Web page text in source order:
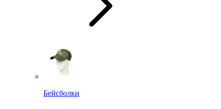
Бейсболки